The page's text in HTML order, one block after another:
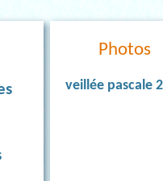
Photos
veillée pascale